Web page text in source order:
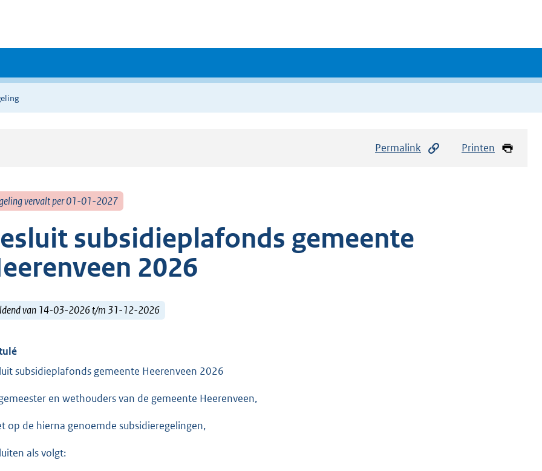
Permalink Printen
vervalt per 01-01-2027
subsidieplafonds gemeente
2026
van 14-03-2026 t/m 31-12-2026
subsidieplafonds gemeente Heerenveen 2026
en wethouders van de gemeente Heerenveen,
op de hierna genoemde subsidieregelingen,
als volgt: